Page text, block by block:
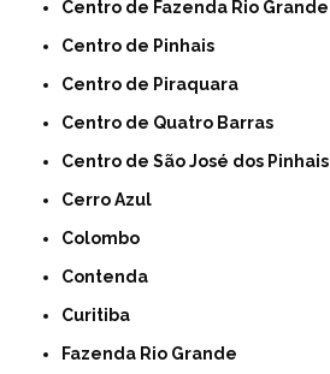
Centro de Fazenda Rio Grande
Centro de Pinhais
Centro de Piraquara
Centro de Quatro Barras
Centro de São José dos Pinhais
Cerro Azul
Colombo
Contenda
Curitiba
Fazenda Rio Grande